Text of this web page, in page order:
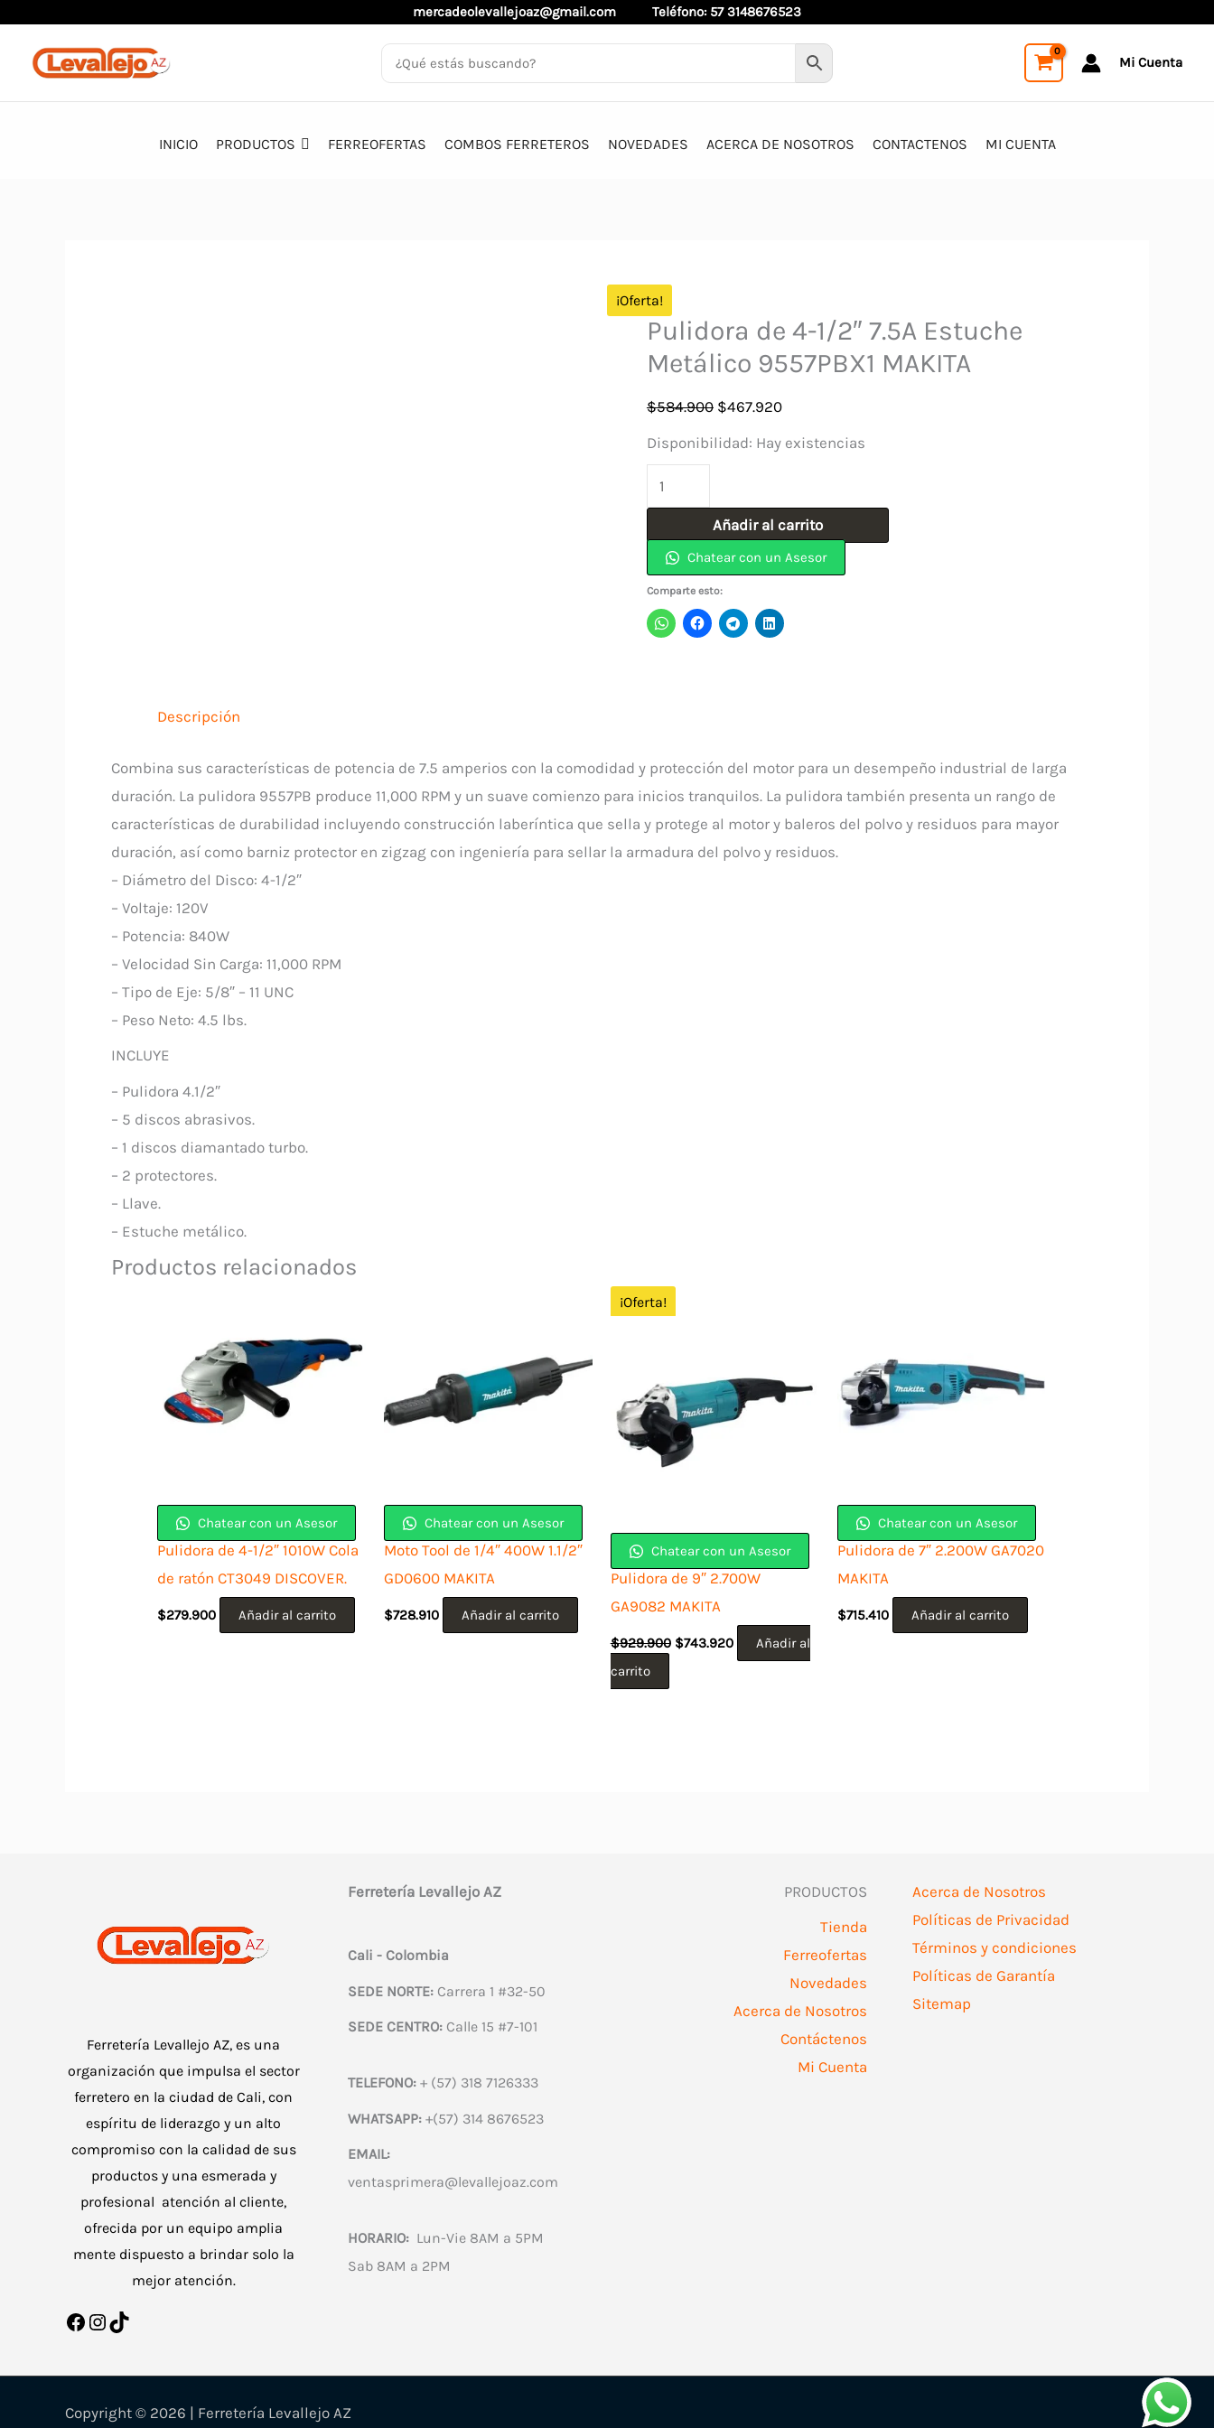
contenido
mercadeolevallejoaz@gmail.com Teléfono: 57 3148676523
Mi Cuenta
INICIO PRODUCTOS FERREOFERTAS COMBOS FERRETEROS NOVEDADES ACERCA DE NOSOTROS CONTACTENOS MI CUENTA
¡Oferta!
Pulidora de 4-1/2″ 7.5A Estuche
Metálico 9557PBX1 MAKITA
$584.900 El
precio
$584.900.
$467.920El
precio
$467.920.
Disponibilidad: Hay existencias
Pulidora
de
1/2"
7.5A
Estuche
Añadir al carrito
Chatear con un Asesor
Comparte esto:
Descripción
Combina sus características de potencia de 7.5 amperios con la comodidad y protección del motor para un desempeño industrial de larga
duración. La pulidora 9557PB produce 11,000 RPM y un suave comienzo para inicios tranquilos. La pulidora también presenta un rango de
características de durabilidad incluyendo construcción laberíntica que sella y protege al motor y baleros del polvo y residuos para mayor
duración, así como barniz protector en zigzag con ingeniería para sellar la armadura del polvo y residuos.
– Diámetro del Disco: 4-1/2″
– Voltaje: 120V
– Potencia: 840W
– Velocidad Sin Carga: 11,000 RPM
– Tipo de Eje: 5/8″ – 11 UNC
– Peso Neto: 4.5 lbs.
INCLUYE
– Pulidora 4.1/2″
– 5 discos abrasivos.
– 1 discos diamantado turbo.
– 2 protectores.
– Llave.
– Estuche metálico.
Productos relacionados
Chatear con un Asesor
Pulidora de 4-1/2″ 1010W Cola
de ratón CT3049 DISCOVER.
$279.900 Añadir al carrito
Chatear con un Asesor
Moto Tool de 1/4″ 400W 1.1/2″
GD0600 MAKITA
$728.910 Añadir al carrito
¡Oferta!
Chatear con un Asesor
Pulidora de 9″ 2.700W
GA9082 MAKITA
$929.900 El
precio
$743.920El
precio
Añadir al
carrito
Chatear con un Asesor
Pulidora de 7″ 2.200W GA7020
MAKITA
$715.410 Añadir al carrito
Ferretería Levallejo AZ, es una
organización que impulsa el sector
ferretero en la ciudad de Cali, con
espíritu de liderazgo y un alto
compromiso con la calidad de sus
productos y una esmerada y
profesional atención al cliente,
ofrecida por un equipo amplia
mente dispuesto a brindar solo la
mejor atención.
Facebook
Instagram
TikTok
Ferretería Levallejo AZ
Cali - Colombia
SEDE NORTE:Carrera 1 #32-50
SEDE CENTRO:Calle 15 #7-101
TELEFONO:+ (57) 318 7126333
WHATSAPP:+(57) 314 8676523
EMAIL:
ventasprimera@levallejoaz.com
HORARIO:Lun-Vie 8AM a 5PM
Sab 8AM a 2PM
PRODUCTOS
Tienda
Ferreofertas
Novedades
Acerca de Nosotros
Contáctenos
Mi Cuenta
Acerca de Nosotros
Políticas de Privacidad
Términos y condiciones
Políticas de Garantía
Sitemap
Copyright © 2026 | Ferretería Levallejo AZ